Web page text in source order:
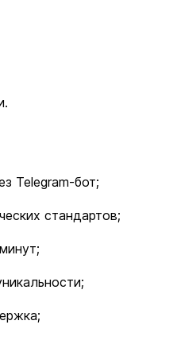
Telegram-бот;
стандартов;